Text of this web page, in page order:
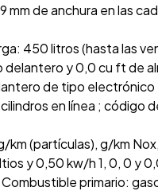
de anchura en las
450 litros (hasta las
delantero y 0,0 cu ft de
de tipo electrónico
en línea ; código
km (partículas), g/km
y 0,50 kw/h 1, 0, 0 y
primario: